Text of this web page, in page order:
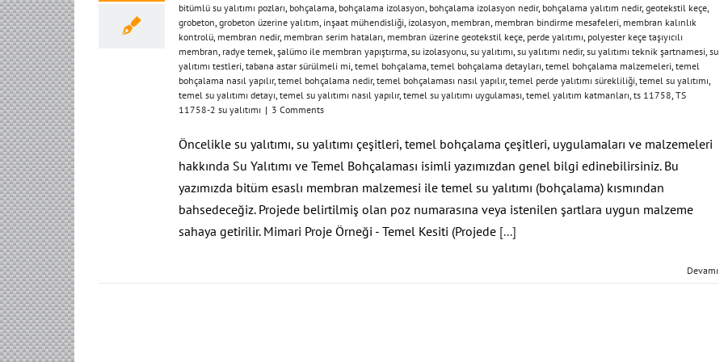
bitümlü su yalıtımı pozları, bohçalama, bohçalama izolasyon, bohçalama izolasyon nedir, bohçalama yalıtım nedir, geotekstil keçe,
grobeton, grobeton üzerine yalıtım, inşaat mühendisliği, izolasyon, membran, membran bindirme mesafeleri, membran kalınlık
kontrolü, membran nedir, membran serim hataları, membran üzerine geotekstil keçe, perde yalıtımı, polyester keçe taşıyıcılı
membran, radye temek, şalümo ile membran yapıştırma, su izolasyonu, su yalıtımı, su yalıtımı nedir, su yalıtımı teknik şartnamesi, su
yalıtımı testleri, tabana astar sürülmeli mi, temel bohçalama, temel bohçalama detayları, temel bohçalama malzemeleri, temel
bohçalama nasıl yapılır, temel bohçalama nedir, temel bohçalaması nasıl yapılır, temel perde yalıtımı sürekliliği, temel su yalıtımı,
temel su yalıtımı detayı, temel su yalıtımı nasıl yapılır, temel su yalıtımı uygulaması, temel yalıtım katmanları, ts 11758, TS
11758-2 su yalıtımı | 3 Comments
Öncelikle su yalıtımı, su yalıtımı çeşitleri, temel bohçalama çeşitleri, uygulamaları ve malzemeleri
hakkında Su Yalıtımı ve Temel Bohçalaması isimli yazımızdan genel bilgi edinebilirsiniz. Bu
yazımızda bitüm esaslı membran malzemesi ile temel su yalıtımı (bohçalama) kısmından
bahsedeceğiz. Projede belirtilmiş olan poz numarasına veya istenilen şartlara uygun malzeme
sahaya getirilir. Mimari Proje Örneği - Temel Kesiti (Projede [...]
Devamı